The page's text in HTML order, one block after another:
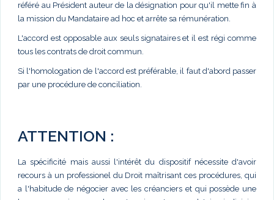
référé au Président auteur de la désignation pour qu'il mette fin à
la mission du Mandataire ad hoc et arrête sa rémunération.
L'accord est opposable aux seuls signataires et il est régi comme
tous les contrats de droit commun.
Si l'homologation de l'accord est préférable, il faut d'abord passer
par une procédure de conciliation.
ATTENTION :
La spécificité mais aussi l'intérêt du dispositif nécessite d'avoir
recours à un professionel du Droit maîtrisant ces procédures, qui
a l'habitude de négocier avec les créanciers et qui possède une